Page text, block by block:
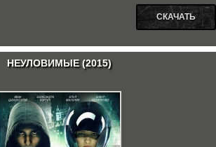
СКАЧАТЬ
НЕУЛОВИМЫЕ (2015)